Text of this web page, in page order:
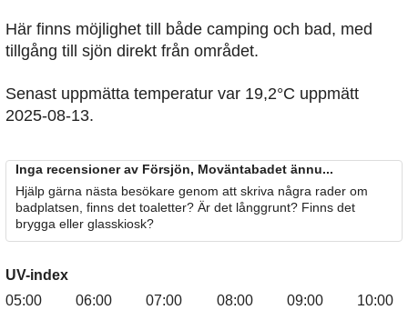
Här finns möjlighet till både camping och bad, med
tillgång till sjön direkt från området.
Senast uppmätta temperatur var 19,2°C uppmätt
2025-08-13.
Inga recensioner av Försjön, Moväntabadet ännu...
Hjälp gärna nästa besökare genom att skriva några rader om
badplatsen, finns det toaletter? Är det långgrunt? Finns det
brygga eller glasskiosk?
UV-index
05:00
06:00
07:00
08:00
09:00
10:00